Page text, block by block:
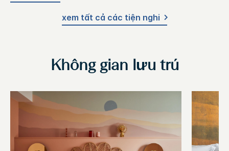
xem tất cả các tiện nghi
Không gian lưu trú